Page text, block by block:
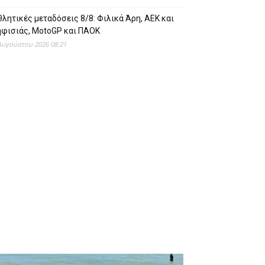
μεταδόσεις 8/8: Φιλικά Άρη, ΑΕΚ και
MotoGP και ΠΑΟΚ
2026 08:21